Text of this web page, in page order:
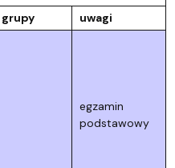
grupy uwagi
egzamin
podstawowy